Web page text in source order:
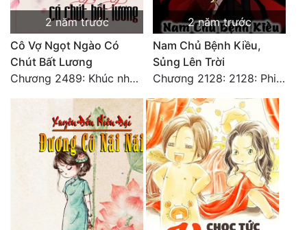
2 năm trước
Cô Vợ Ngọt Ngào Có
Chút Bất Lương
Chương 2489: Khúc nhạc dạo: Cuộc so đấu vô sỉ (Hoàn)
2 năm trước
Nam Chủ Bệnh Kiều,
Sủng Lên Trời
Chương 2128: 2128: Phiên Ngoại 10 Tô Cổ - Tiểu Hồng - Kết Thúc